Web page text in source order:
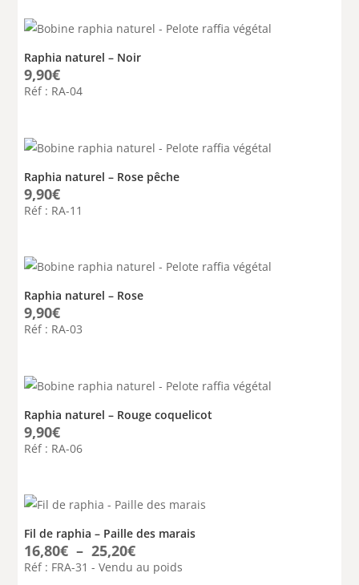
Raphia naturel – Noir
9,90€
Réf : RA-04
Raphia naturel – Rose pêche
9,90€
Réf : RA-11
Raphia naturel – Rose
9,90€
Réf : RA-03
Raphia naturel – Rouge coquelicot
9,90€
Réf : RA-06
Fil de raphia – Paille des marais
16,80€ – 25,20€Plage
de
prix :
Réf : FRA-31 - Vendu au poids